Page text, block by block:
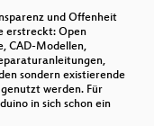
und Offenheit
erstreckt: Open
CAD-Modellen,
sondern existierende
werden. Für
in sich schon ein